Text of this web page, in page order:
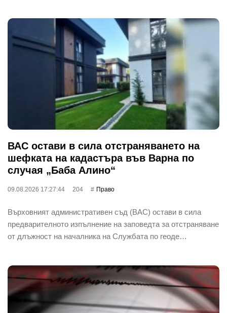
ВАС остави в сила отстраняването на
шефката на кадастъра във Варна по
случая „Баба Алино“
09.08.2026 17:27:44 204 Право
Върховният административен съд (ВАС) остави в сила
предварителното изпълнение на заповедта за отстраняване
от длъжност на началника на Службата по геоде…